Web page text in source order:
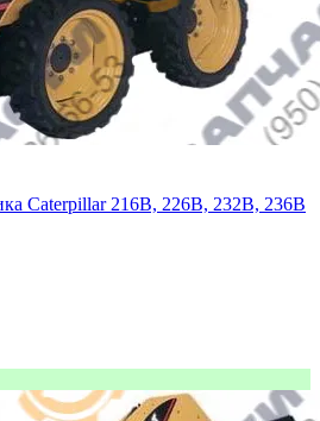
Caterpillar 216B, 226B, 232B, 236B